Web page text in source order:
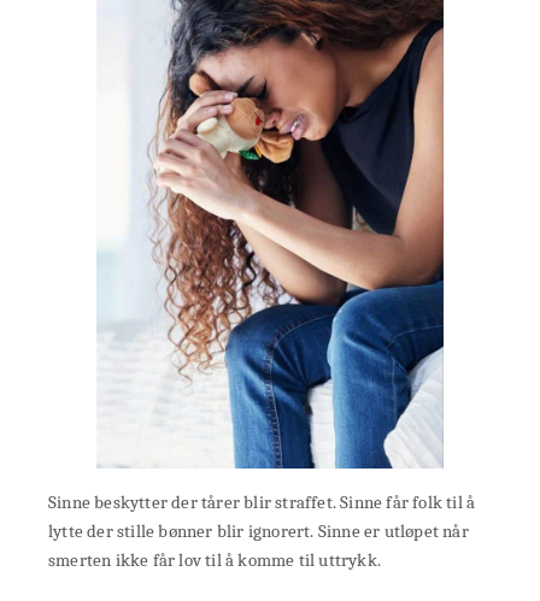
Sinne beskytter der tårer blir straffet. Sinne får folk til å
lytte der stille bønner blir ignorert. Sinne er utløpet når
smerten ikke får lov til å komme til uttrykk.